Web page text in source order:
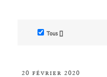
Tous []
20 février 2020